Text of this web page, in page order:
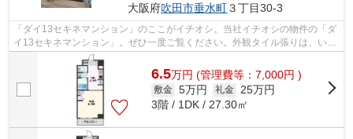
大阪府吹田市垂水町３丁目30-3
「ダイ13セキネマンション」のここがイチオシ。当社イチオシの物件の「ダ
イ13セキネマンション」。ぜひ一度ご覧ください。外観タイル張りは、いつ
までも外観をきれいに保ちます。共用...
6.5万円 (管理費等：7,000円 )
敷金 5万円 礼金 25万円
3階 / 1DK / 27.30㎡